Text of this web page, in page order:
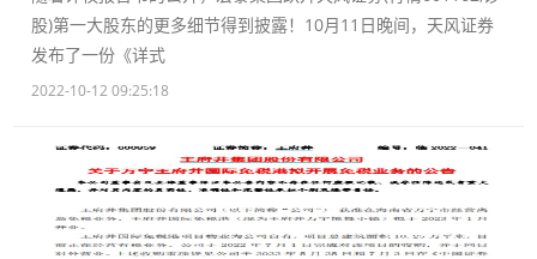
股)第一大股东的更多细节得到披露！10月11日晚间，天风证券
发布了一份《详式
2022-10-12 09:25:18